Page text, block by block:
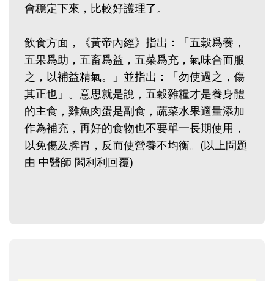
會穩定下來，比較好護理了。‭
飲食方面，《黃帝內經》指出：「五穀爲養，
五果爲助，五畜爲益，五菜爲充，氣味合而服
之，以補益精氣。」並指出：「勿使過之，傷
其正也」。意思就是說，五穀雜糧才是養身體
的主食，雞魚肉蛋是副食，蔬菜水果適量添加
作為補充，再好的食物也不要單一長期使用，
以免傷及脾胃，反而使營養不均衡。‭‬(以上問題
由 中醫師 閻利利回覆)